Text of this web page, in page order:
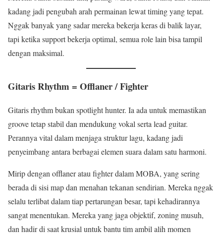
kadang jadi pengubah arah permainan lewat timing yang tepat.
Nggak banyak yang sadar mereka bekerja keras di balik layar,
tapi ketika support bekerja optimal, semua role lain bisa tampil
dengan maksimal.
Gitaris Rhythm = Offlaner / Fighter
Gitaris rhythm bukan spotlight hunter. Ia ada untuk memastikan
groove tetap stabil dan mendukung vokal serta lead guitar.
Perannya vital dalam menjaga struktur lagu, kadang jadi
penyeimbang antara berbagai elemen suara dalam satu harmoni.
Mirip dengan offlaner atau fighter dalam MOBA, yang sering
berada di sisi map dan menahan tekanan sendirian. Mereka nggak
selalu terlibat dalam tiap pertarungan besar, tapi kehadirannya
sangat menentukan. Mereka yang jaga objektif, zoning musuh,
dan hadir di saat krusial untuk bantu tim ambil alih momen